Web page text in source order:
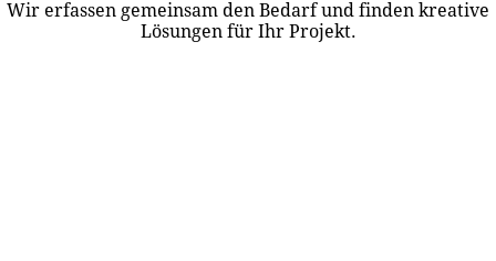
Wir erfassen gemeinsam den Bedarf und finden kreative
Lösungen für Ihr Projekt.